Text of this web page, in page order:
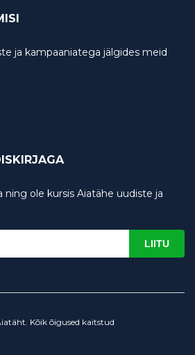
ja kampaaniatega jälgides meid
ning ole kursis Aiatähe uudiste ja
LIITU
Kõik õigused kaitstud